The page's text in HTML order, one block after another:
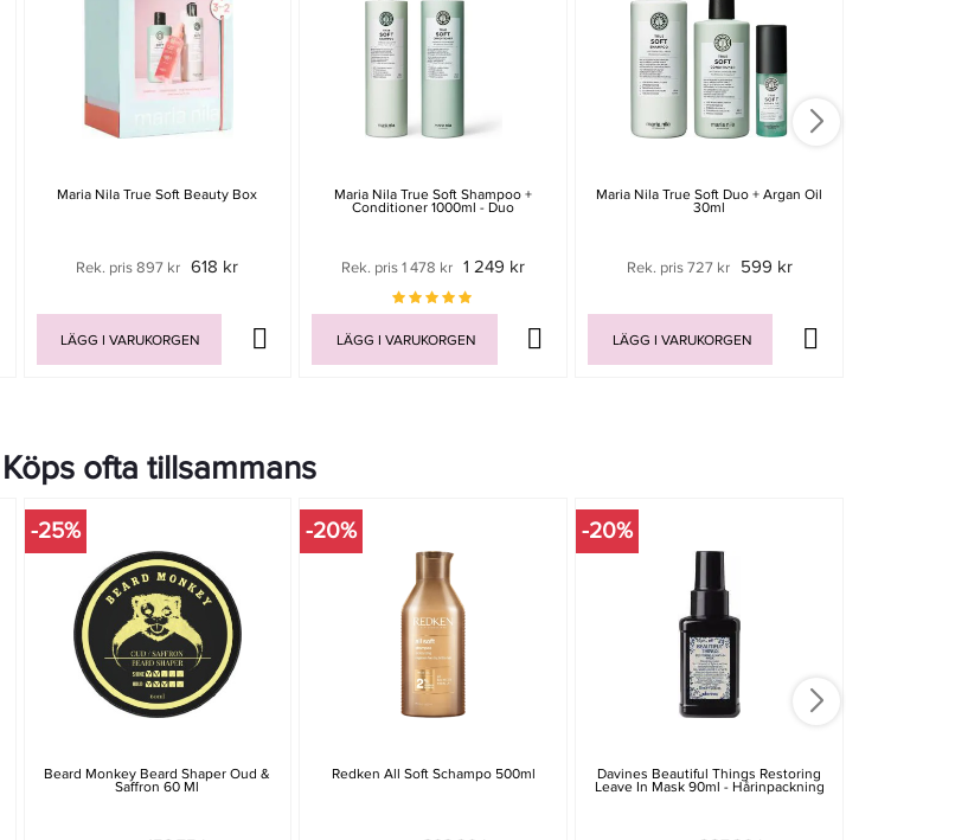
Maria Nila True Soft Beauty Box
Rek. pris 897 kr 618 kr
LÄGG I VARUKORGEN
Maria Nila True Soft Shampoo +
Conditioner 1000ml - Duo
Rek. pris 1 478 kr 1 249 kr
LÄGG I VARUKORGEN
Maria Nila True Soft Duo + Argan Oil
30ml
Rek. pris 727 kr 599 kr
LÄGG I VARUKORGEN
Köps ofta tillsammans
-25%
Beard Monkey Beard Shaper Oud &
Saffron 60 Ml
-20%
Redken All Soft Schampo 500ml
-20%
Davines Beautiful Things Restoring
Leave In Mask 90ml - Hårinpackning